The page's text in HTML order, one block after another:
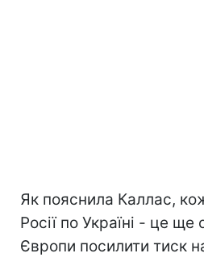
Як пояснила Каллас,
Росії по Україні - це ще
Європи посилити тиск